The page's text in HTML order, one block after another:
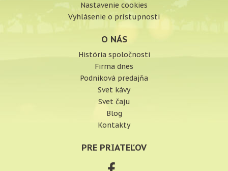
Nastavenie cookies
Vyhlásenie o prístupnosti
O NÁS
História spoločnosti
Firma dnes
Podniková predajňa
Svet kávy
Svet čaju
Blog
Kontakty
PRE PRIATEĽOV